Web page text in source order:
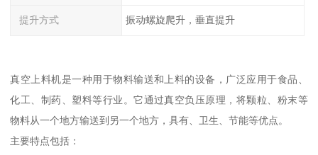
提升方式 振动螺旋爬升，垂直提升
真空上料机是一种用于物料输送和上料的设备，广泛应用于食品、
化工、制药、塑料等行业。它通过真空负压原理，将颗粒、粉末等
物料从一个地方输送到另一个地方，具有、卫生、节能等优点。
主要特点包括：